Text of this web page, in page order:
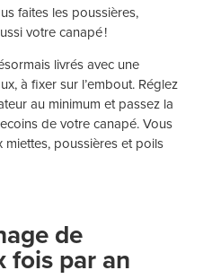
faites les poussières,
votre canapé !
livrés avec une
à fixer sur l’embout. Réglez
au minimum et passez la
de votre canapé. Vous
poussières et poils
de
fois par an